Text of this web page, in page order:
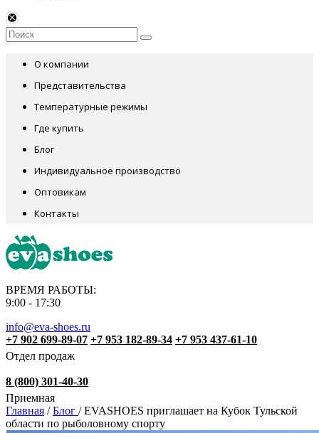
О компании
Представительства
Температурные режимы
Где купить
Блог
Индивидуальное производство
Оптовикам
Контакты
ВРЕМЯ РАБОТЫ:
9:00 - 17:30
info@eva-shoes.ru
+7 902 699-89-07 +7 953 182-89-34 +7 953 437-61-10
Отдел продаж
8 (800) 301-40-30
Приемная
Главная / Блог /EVASHOES приглашает на Кубок Тульской
области по рыболовному спорту